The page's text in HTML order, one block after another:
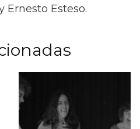
Ernesto Esteso.